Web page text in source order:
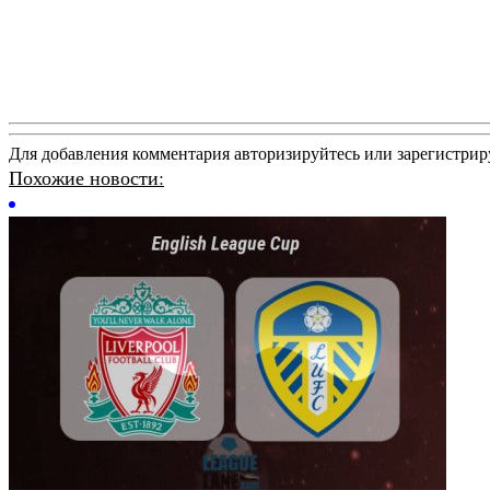
Для добавления комментария авторизируйтесь или
Похожие новости: